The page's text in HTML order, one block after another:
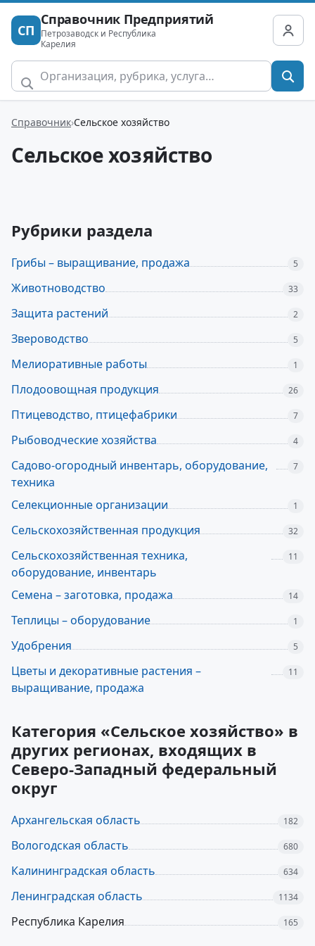
СП
Справочник Предприятий
Петрозаводск и Республика
Карелия
Справочник Сельское хозяйство
Сельское хозяйство
Рубрики раздела
Грибы – выращивание, продажа 5
Животноводство 33
Защита растений 2
Звероводство 5
Мелиоративные работы 1
Плодоовощная продукция 26
Птицеводство, птицефабрики 7
Рыбоводческие хозяйства 4
Садово-огородный инвентарь, оборудование,
техника
7
Селекционные организации 1
Сельскохозяйственная продукция 32
Сельскохозяйственная техника,
оборудование, инвентарь
11
Семена – заготовка, продажа 14
Теплицы – оборудование 1
Удобрения 5
Цветы и декоративные растения –
выращивание, продажа
11
Категория «Сельское хозяйство» в
других регионах, входящих в
Северо-Западный федеральный
округ
Архангельская область 182
Вологодская область 680
Калининградская область 634
Ленинградская область 1134
Республика Карелия 165